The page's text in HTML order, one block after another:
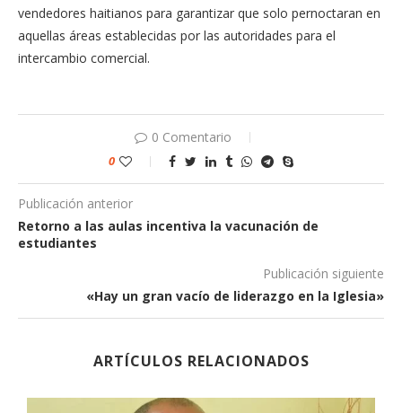
vendedores haitianos para garantizar que solo pernoctaran en
aquellas áreas establecidas por las autoridades para el
intercambio comercial.
0 Comentario
0
Publicación anterior
Retorno a las aulas incentiva la vacunación de
estudiantes
Publicación siguiente
«Hay un gran vacío de liderazgo en la Iglesia»
ARTÍCULOS RELACIONADOS